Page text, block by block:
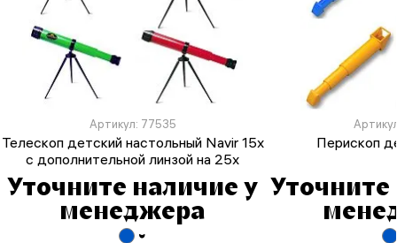
Артикул: 77535
Телескоп детский настольный Navir 15x
c дополнительной линзой на 25x
Уточните наличие у
менеджера
Перископ
Уточните